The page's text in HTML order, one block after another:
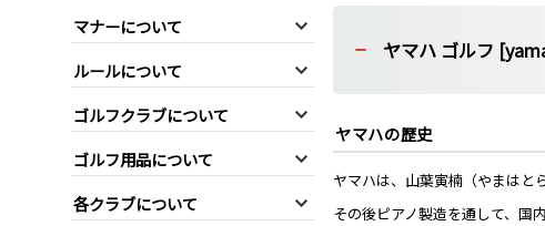
ヤマハ ゴルフ
ヤマハの歴史
ヤマハは、山葉寅楠（やまはと
その後ピアノ製造を通して、国
マナーについて
ルールについて
ゴルフクラブについて
ゴルフ用品について
各クラブについて